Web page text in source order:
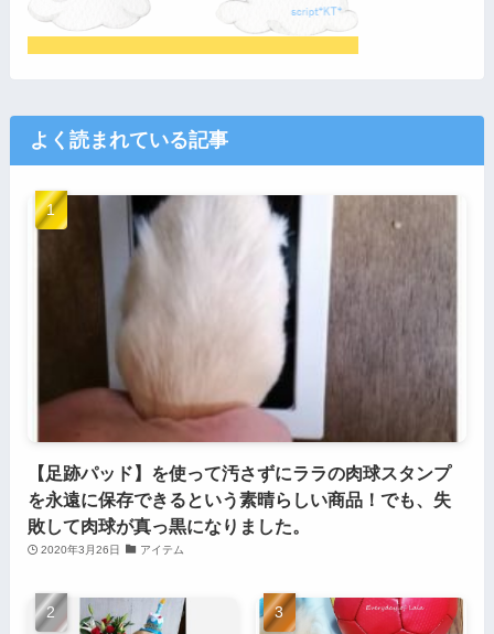
よく読まれている記事
【足跡パッド】を使って汚さずにララの肉球スタンプ
を永遠に保存できるという素晴らしい商品！でも、失
敗して肉球が真っ黒になりました。
2020年3月26日 アイテム